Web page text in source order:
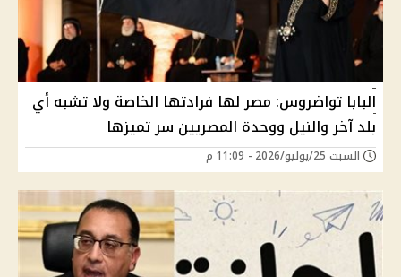
البابا تواضروس: مصر لها فرادتها الخاصة ولا تشبه أي
بلد آخر والنيل ووحدة المصريين سر تميزها
السبت 25/يوليو/2026 - 11:09 م